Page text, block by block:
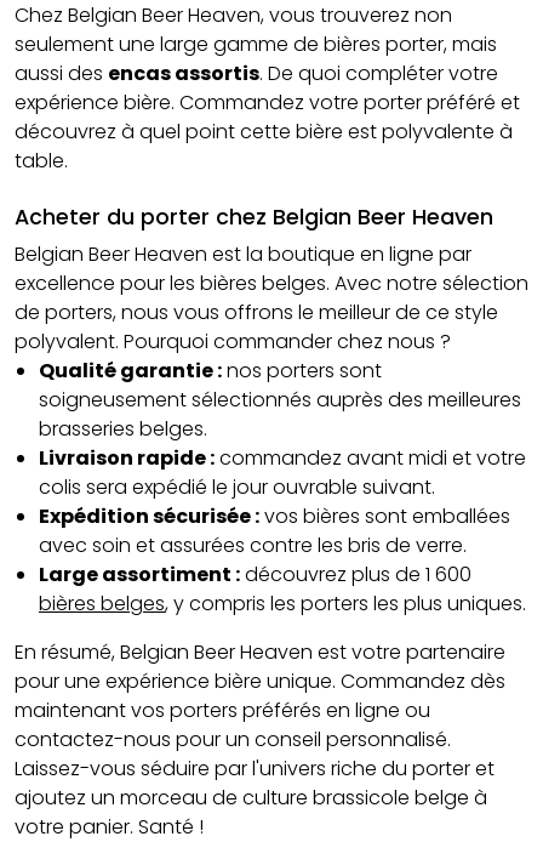
Chez Belgian Beer Heaven, vous trouverez non
seulement une large gamme de bières porter, mais
aussi des encas assortis. De quoi compléter votre
expérience bière. Commandez votre porter préféré et
découvrez à quel point cette bière est polyvalente à
table.
Acheter du porter chez Belgian Beer Heaven
Belgian Beer Heaven est la boutique en ligne par
excellence pour les bières belges. Avec notre sélection
de porters, nous vous offrons le meilleur de ce style
polyvalent. Pourquoi commander chez nous ?
Qualité garantie :nos porters sont
soigneusement sélectionnés auprès des meilleures
brasseries belges.
Livraison rapide :commandez avant midi et votre
colis sera expédié le jour ouvrable suivant.
Expédition sécurisée :vos bières sont emballées
avec soin et assurées contre les bris de verre.
Large assortiment :découvrez plus de 1 600
bières belges, y compris les porters les plus uniques.
En résumé, Belgian Beer Heaven est votre partenaire
pour une expérience bière unique. Commandez dès
maintenant vos porters préférés en ligne ou
contactez-nous pour un conseil personnalisé.
Laissez-vous séduire par l'univers riche du porter et
ajoutez un morceau de culture brassicole belge à
votre panier. Santé !